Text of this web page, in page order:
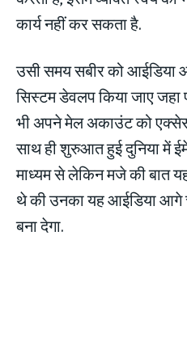
कार्य नहीं कर सकता है.
उसी समय सबीर को आईडिया
सिस्टम डेवलप किया जाए जहा
भी अपने मेल अकाउंट को
साथ ही शुरुआत हुई दुनिया में
माध्यम से लेकिन मजे की बात
थे की उनका यह आईडिया आगे
बना देगा.